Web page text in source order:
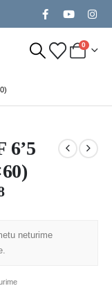
0
6’5
neturime